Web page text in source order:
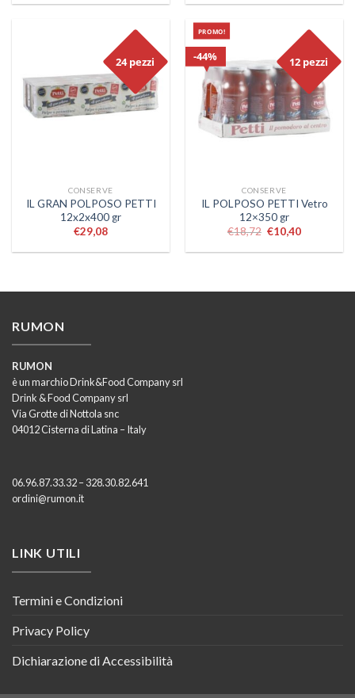
24 pezzi
CONSERVE
IL GRAN POLPOSO PETTI
12x2x400 gr
€29,08
12 pezzi
44%
PROMO!
CONSERVE
IL POLPOSO PETTI Vetro
12×350 gr
€18,72 €10,40
RUMON
RUMON
è un marchio Drink&Food Company srl
Drink & Food Company srl
Via Grotte di Nottola snc
04012 Cisterna di Latina – Italy
06.96.87.33.32 – 328.30.82.641
ordini@rumon.it
LINK UTILI
Termini e Condizioni
Privacy Policy
Dichiarazione di Accessibilità